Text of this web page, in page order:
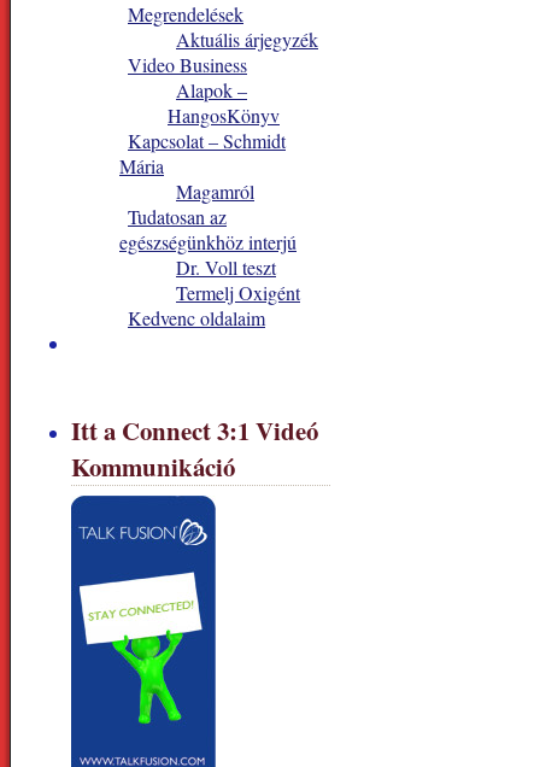
Megrendelések
Aktuális árjegyzék
Video Business
Alapok –
HangosKönyv
Kapcsolat – Schmidt
Mária
Magamról
Tudatosan az
egészségünkhöz interjú
Dr. Voll teszt
Termelj Oxigént
Kedvenc oldalaim
Itt a Connect 3:1 Videó
Kommunikáció